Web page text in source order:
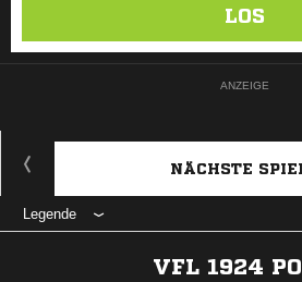
LOS
ANZEIGE
NÄCHSTE
Legende
VFL 1924